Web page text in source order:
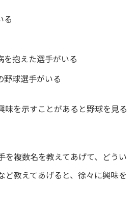
る
を抱えた選手がいる
野球選手がいる
味を示すことがあると野球を見る
を複数名を教えてあげて、どうい
ど教えてあげると、徐々に興味を